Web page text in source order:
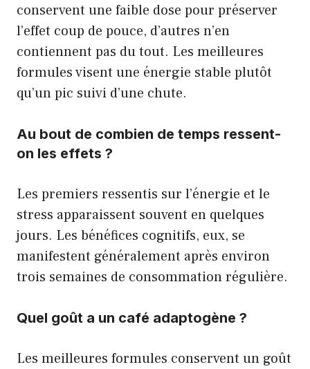
conservent une faible dose pour préserver
l’effet coup de pouce, d’autres n’en
contiennent pas du tout. Les meilleures
formules visent une énergie stable plutôt
qu’un pic suivi d’une chute.
Au bout de combien de temps ressent-
on les effets ?
Les premiers ressentis sur l’énergie et le
stress apparaissent souvent en quelques
jours. Les bénéfices cognitifs, eux, se
manifestent généralement après environ
trois semaines de consommation régulière.
Quel goût a un café adaptogène ?
Les meilleures formules conservent un goût